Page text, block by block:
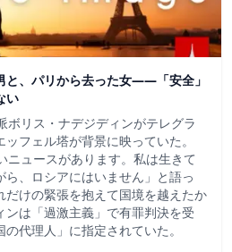
と、パリから去った女——「安全」
い
ボリス・ナデジディンがテレグラ
フェル塔が背景に映っていた。
ニュースがあります。私は生きて
、ロシアにはいません」と語っ
だけの緊張を抱えて国境を越えたか
は「過激主義」で有罪判決を受
代理人」に指定されていた。